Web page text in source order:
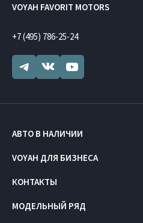
VOYAH FAVORIT MOTORS
+7 (495) 786-25-24
АВТО В НАЛИЧИИ
VOYAH ДЛЯ БИЗНЕСА
КОНТАКТЫ
МОДЕЛЬНЫЙ РЯД